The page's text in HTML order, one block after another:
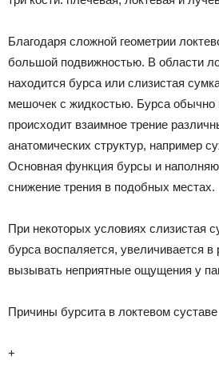
Благодаря сложной геометрии
большой подвижностью. В области
находится бурса или слизистая
мешочек с жидкостью. Бурса обычно
происходит взаимное трение
анатомических структур, например
Основная функция бурсы и
снижение трения в подобных местах.
При некоторых условиях слизистая
бурса воспаляется, увеличивается
вызывать неприятные ощущения у
Причины бурсита в локтевом суставе
+